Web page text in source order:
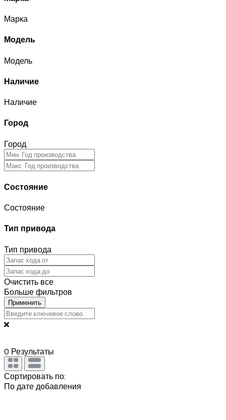
Марка
Модель
Модель
Наличие
Наличие
Город
Город
Состояние
Состояние
Тип привода
Тип привода
Очистить все
Больше фильтров
Применить
0 Результаты
Сортировать по:
По дате добавления